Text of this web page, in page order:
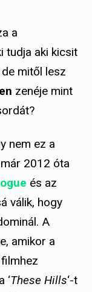
a
tudja aki kicsit
mitől lesz
zenéje mint
nem ez a
2012 óta
és az
válik, hogy
A
amikor a
‘These Hills‘-t